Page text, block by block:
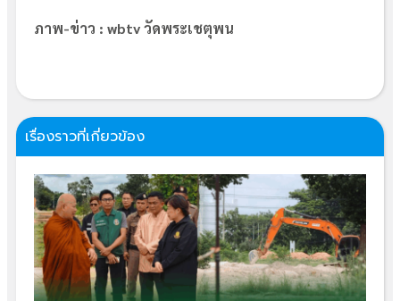
ภาพ-ข่าว : wbtv วัดพระเชตุพน
เรื่องราวที่เกี่ยวข้อง